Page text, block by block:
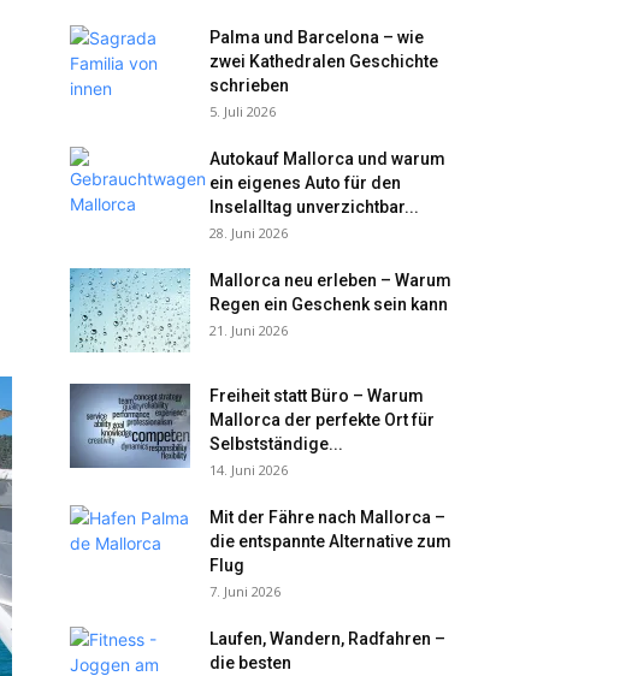
Palma und Barcelona – wie
zwei Kathedralen Geschichte
schrieben
5. Juli 2026
Autokauf Mallorca und warum
ein eigenes Auto für den
Inselalltag unverzichtbar...
28. Juni 2026
Mallorca neu erleben – Warum
Regen ein Geschenk sein kann
21. Juni 2026
Freiheit statt Büro – Warum
Mallorca der perfekte Ort für
Selbstständige...
14. Juni 2026
Mit der Fähre nach Mallorca –
die entspannte Alternative zum
Flug
7. Juni 2026
Laufen, Wandern, Radfahren –
die besten